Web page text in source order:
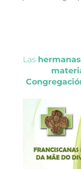
Las